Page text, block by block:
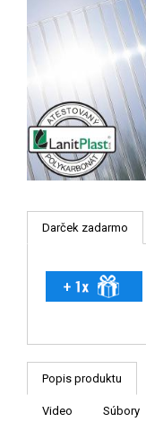
Darček zadarmo
Popis produktu
Video Súbory